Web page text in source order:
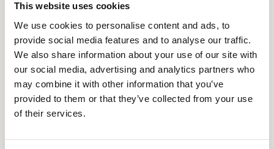
This website uses cookies
We use cookies to personalise content and ads, to
provide social media features and to analyse our traffic.
We also share information about your use of our site with
our social media, advertising and analytics partners who
may combine it with other information that you’ve
provided to them or that they’ve collected from your use
of their services.
Description
Ridgeline pense aussi aux chasseresses avec cette très
épaisse polaire Hinterland au coloris vert foncé avec des
rappels de rose sur les coutures, un détail qui fait la
différence.
Dotée d'une jolie coupe féminine, la polaire